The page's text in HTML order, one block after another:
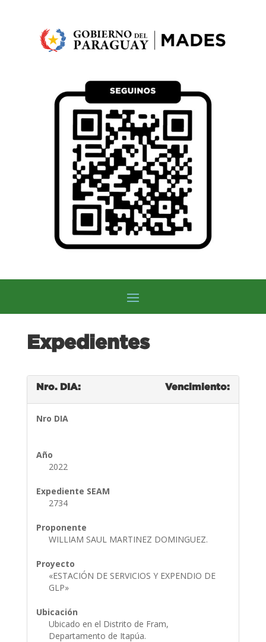
Expedientes
Nro. DIA: Vencimiento:
Nro DIA
Año
2022
Expediente SEAM
2734
Proponente
WILLIAM SAUL MARTINEZ DOMINGUEZ.
Proyecto
«ESTACIÓN DE SERVICIOS Y EXPENDIO DE
GLP»
Ubicación
Ubicado en el Distrito de Fram,
Departamento de Itapúa.